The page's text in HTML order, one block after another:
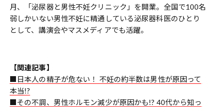
月、「泌尿器と男性不妊クリニック」を開業。全国で100名
弱しかいない男性不妊に精通している泌尿器科医のひとり
として、講演会やマスメディアでも活躍。
【関連記事】
■日本人の精子が危ない！ 不妊の約半数は男性が原因って
本当!?
■その不調、男性ホルモン減少が原因かも!? 40代から知っ